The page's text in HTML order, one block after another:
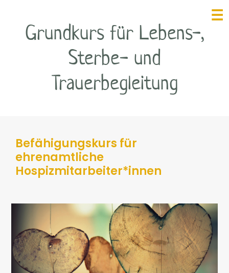
Grundkurs für Lebens-,
Sterbe- und
Trauerbegleitung
Befähigungskurs für
ehrenamtliche
Hospizmitarbeiter*innen
INITIATIVE HOSPIZ
LEBENS-, STERBE-
& TRAUER­
BEGLEITUNGSKURS
VERANSTALTUNGEN
UND PROJEKTE
☰